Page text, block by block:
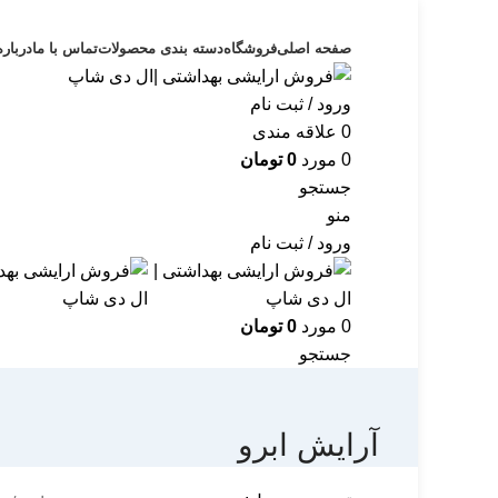
صفحه اصلیفروشگاهدسته بندی محصولاتتماس با ما
ورود / ثبت نام
0 علاقه مندی
0 مورد 0 تومان
جستجو
منو
ورود / ثبت نام
0 مورد 0 تومان
جستجو
آرایش ابرو